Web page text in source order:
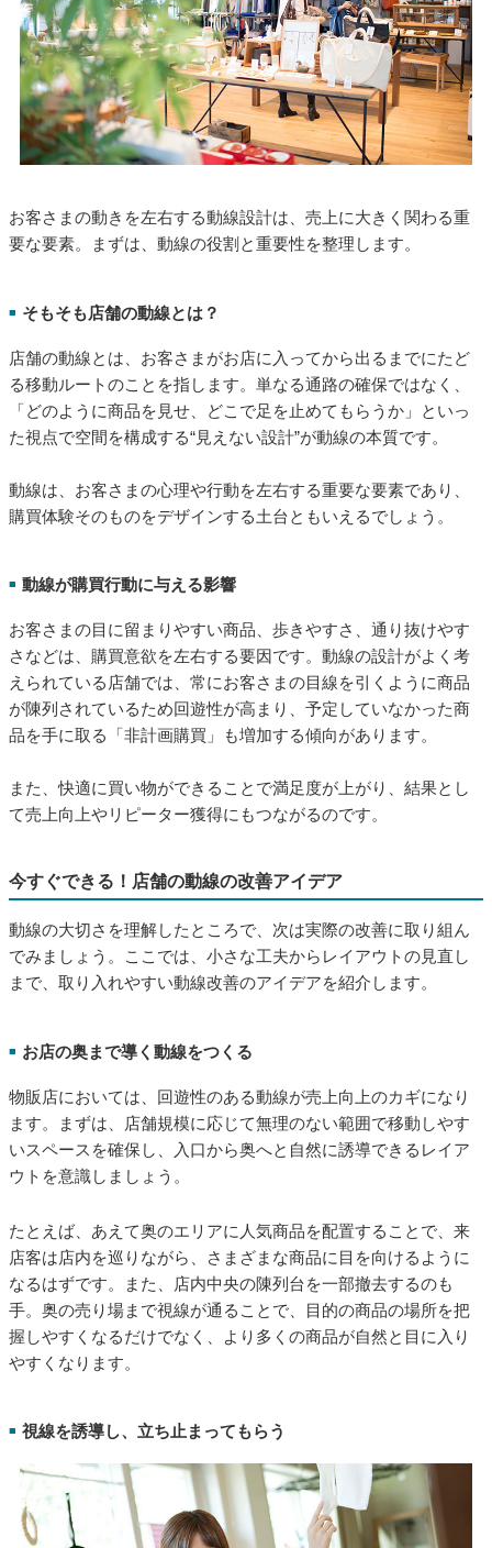
お客さまの動きを左右する動線設計は、売上に大きく関わる重
要な要素。まずは、動線の役割と重要性を整理します。
■ そもそも店舗の動線とは？
店舗の動線とは、お客さまがお店に入ってから出るまでにたど
る移動ルートのことを指します。単なる通路の確保ではなく、
「どのように商品を見せ、どこで足を止めてもらうか」といっ
た視点で空間を構成する“見えない設計”が動線の本質です。
動線は、お客さまの心理や行動を左右する重要な要素であり、
購買体験そのものをデザインする土台ともいえるでしょう。
■ 動線が購買行動に与える影響
お客さまの目に留まりやすい商品、歩きやすさ、通り抜けやす
さなどは、購買意欲を左右する要因です。動線の設計がよく考
えられている店舗では、常にお客さまの目線を引くように商品
が陳列されているため回遊性が高まり、予定していなかった商
品を手に取る「非計画購買」も増加する傾向があります。
また、快適に買い物ができることで満足度が上がり、結果とし
て売上向上やリピーター獲得にもつながるのです。
今すぐできる！店舗の動線の改善アイデア
動線の大切さを理解したところで、次は実際の改善に取り組ん
でみましょう。ここでは、小さな工夫からレイアウトの見直し
まで、取り入れやすい動線改善のアイデアを紹介します。
■ お店の奥まで導く動線をつくる
物販店においては、回遊性のある動線が売上向上のカギになり
ます。まずは、店舗規模に応じて無理のない範囲で移動しやす
いスペースを確保し、入口から奥へと自然に誘導できるレイア
ウトを意識しましょう。
たとえば、あえて奥のエリアに人気商品を配置することで、来
店客は店内を巡りながら、さまざまな商品に目を向けるように
なるはずです。また、店内中央の陳列台を一部撤去するのも
手。奥の売り場まで視線が通ることで、目的の商品の場所を把
握しやすくなるだけでなく、より多くの商品が自然と目に入り
やすくなります。
■ 視線を誘導し、立ち止まってもらう